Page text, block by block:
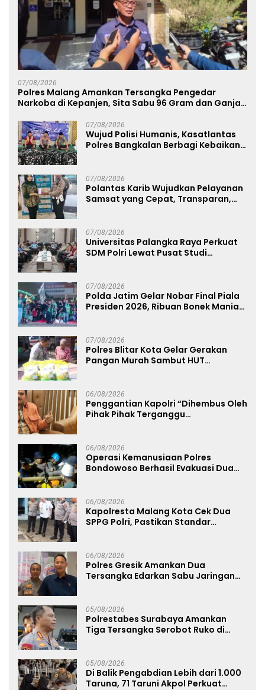
07/08/2026
Polres Malang Amankan Tersangka Pengedar
Narkoba di Kepanjen, Sita Sabu 96 Gram dan Ganja
07/08/2026
Wujud Polisi Humanis, Kasatlantas
Polres Bangkalan Berbagi Kebaikan
07/08/2026
Polantas Karib Wujudkan Pelayanan
Samsat yang Cepat, Transparan,
07/08/2026
Universitas Palangka Raya Perkuat
SDM Polri Lewat Pusat Studi
07/08/2026
Polda Jatim Gelar Nobar Final Piala
Presiden 2026, Ribuan Bonek Mania
07/08/2026
Polres Blitar Kota Gelar Gerakan
Pangan Murah Sambut HUT
06/08/2026
Penggantian Kapolri “Dihembus Oleh
Pihak Pihak Terganggu
06/08/2026
Operasi Kemanusiaan Polres
Bondowoso Berhasil Evakuasi Dua
06/08/2026
Kapolresta Malang Kota Cek Dua
SPPG Polri, Pastikan Standar
06/08/2026
Polres Gresik Amankan Dua
Tersangka Edarkan Sabu Jaringan
05/08/2026
Polrestabes Surabaya Amankan
Tiga Tersangka Serobot Ruko di
05/08/2026
Di Balik Pengabdian Lebih dari 1.000
Taruna, 71 Taruni Akpol Perkuat